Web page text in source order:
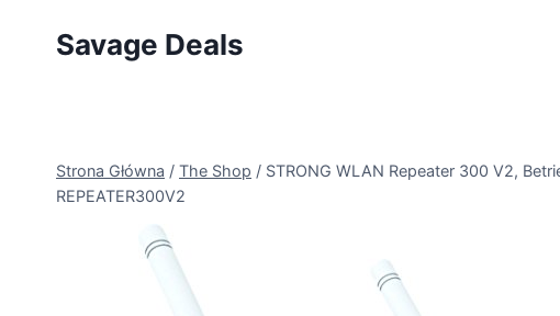
Savage Deals
Strona Główna / The Shop / STRONG WLAN Repeater 300 V2,
REPEATER300V2